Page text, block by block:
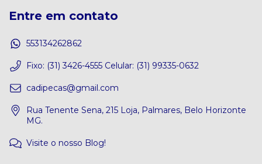
Entre em contato
553134262862
Fixo: (31) 3426-4555 Celular: (31) 99335-0632
cadipecas@gmail.com
Rua Tenente Sena, 215 Loja, Palmares, Belo Horizonte
MG.
Visite o nosso Blog!